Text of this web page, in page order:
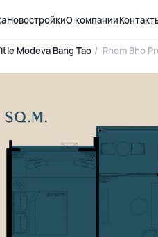
НовостройкиО компании
Modeva Bang Tao Rhom Bho